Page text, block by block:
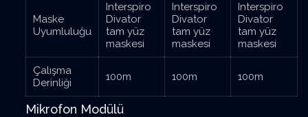
Maske
Uyumluluğu
Interspiro
Divator
tam yüz
maskesi
Interspiro
Divator
tam yüz
maskesi
Interspiro
Divator
tam yüz
maskesi
Çalışma
Derinliği
100m 100m 100m
Mikrofon Modülü